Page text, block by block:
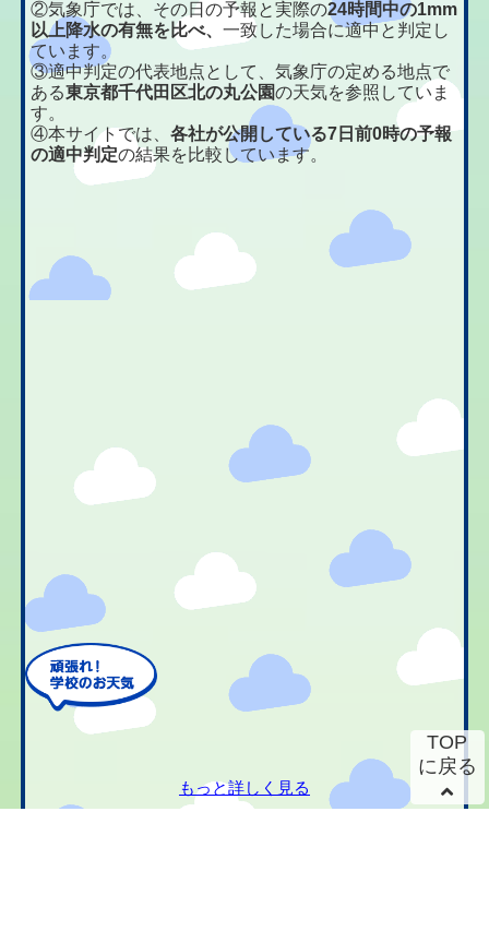
②気象庁では、その日の予報と実際の24時間中の1mm
以上降水の有無を比べ、一致した場合に適中と判定し
ています。
③適中判定の代表地点として、気象庁の定める地点で
ある東京都千代田区北の丸公園の天気を参照していま
す。
④本サイトでは、各社が公開している7日前0時の予報
の適中判定の結果を比較しています。
もっと詳しく見る
TOP
に戻る